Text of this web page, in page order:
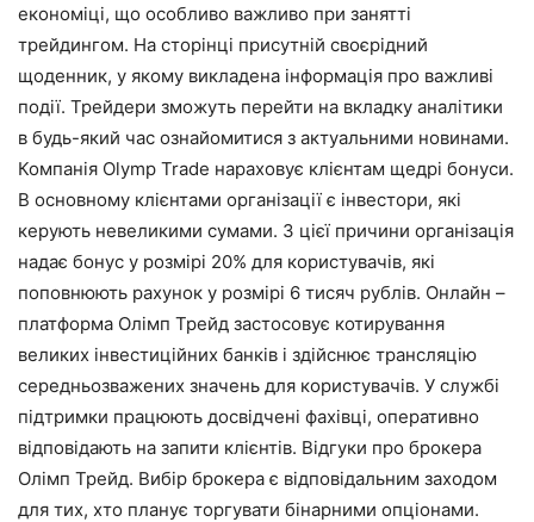
економіці, що особливо важливо при занятті
трейдингом. На сторінці присутній своєрідний
щоденник, у якому викладена інформація про важливі
події. Трейдери зможуть перейти на вкладку аналітики
в будь-який час ознайомитися з актуальними новинами.
Компанія Olymp Trade нараховує клієнтам щедрі бонуси.
В основному клієнтами організації є інвестори, які
керують невеликими сумами. З цієї причини організація
надає бонус у розмірі 20% для користувачів, які
поповнюють рахунок у розмірі 6 тисяч рублів. Онлайн –
платформа Олімп Трейд застосовує котирування
великих інвестиційних банків і здійснює трансляцію
середньозважених значень для користувачів. У службі
підтримки працюють досвідчені фахівці, оперативно
відповідають на запити клієнтів. Відгуки про брокера
Олімп Трейд. Вибір брокера є відповідальним заходом
для тих, хто планує торгувати бінарними опціонами.